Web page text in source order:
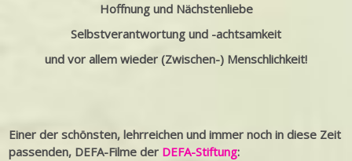
Hoffnung und Nächstenliebe
Selbstverantwortung und -achtsamkeit
und vor allem wieder (Zwischen-) Menschlichkeit!
Einer der schönsten, lehrreichen und immer noch in diese Zeit
passenden, DEFA-Filme der DEFA-Stiftung: